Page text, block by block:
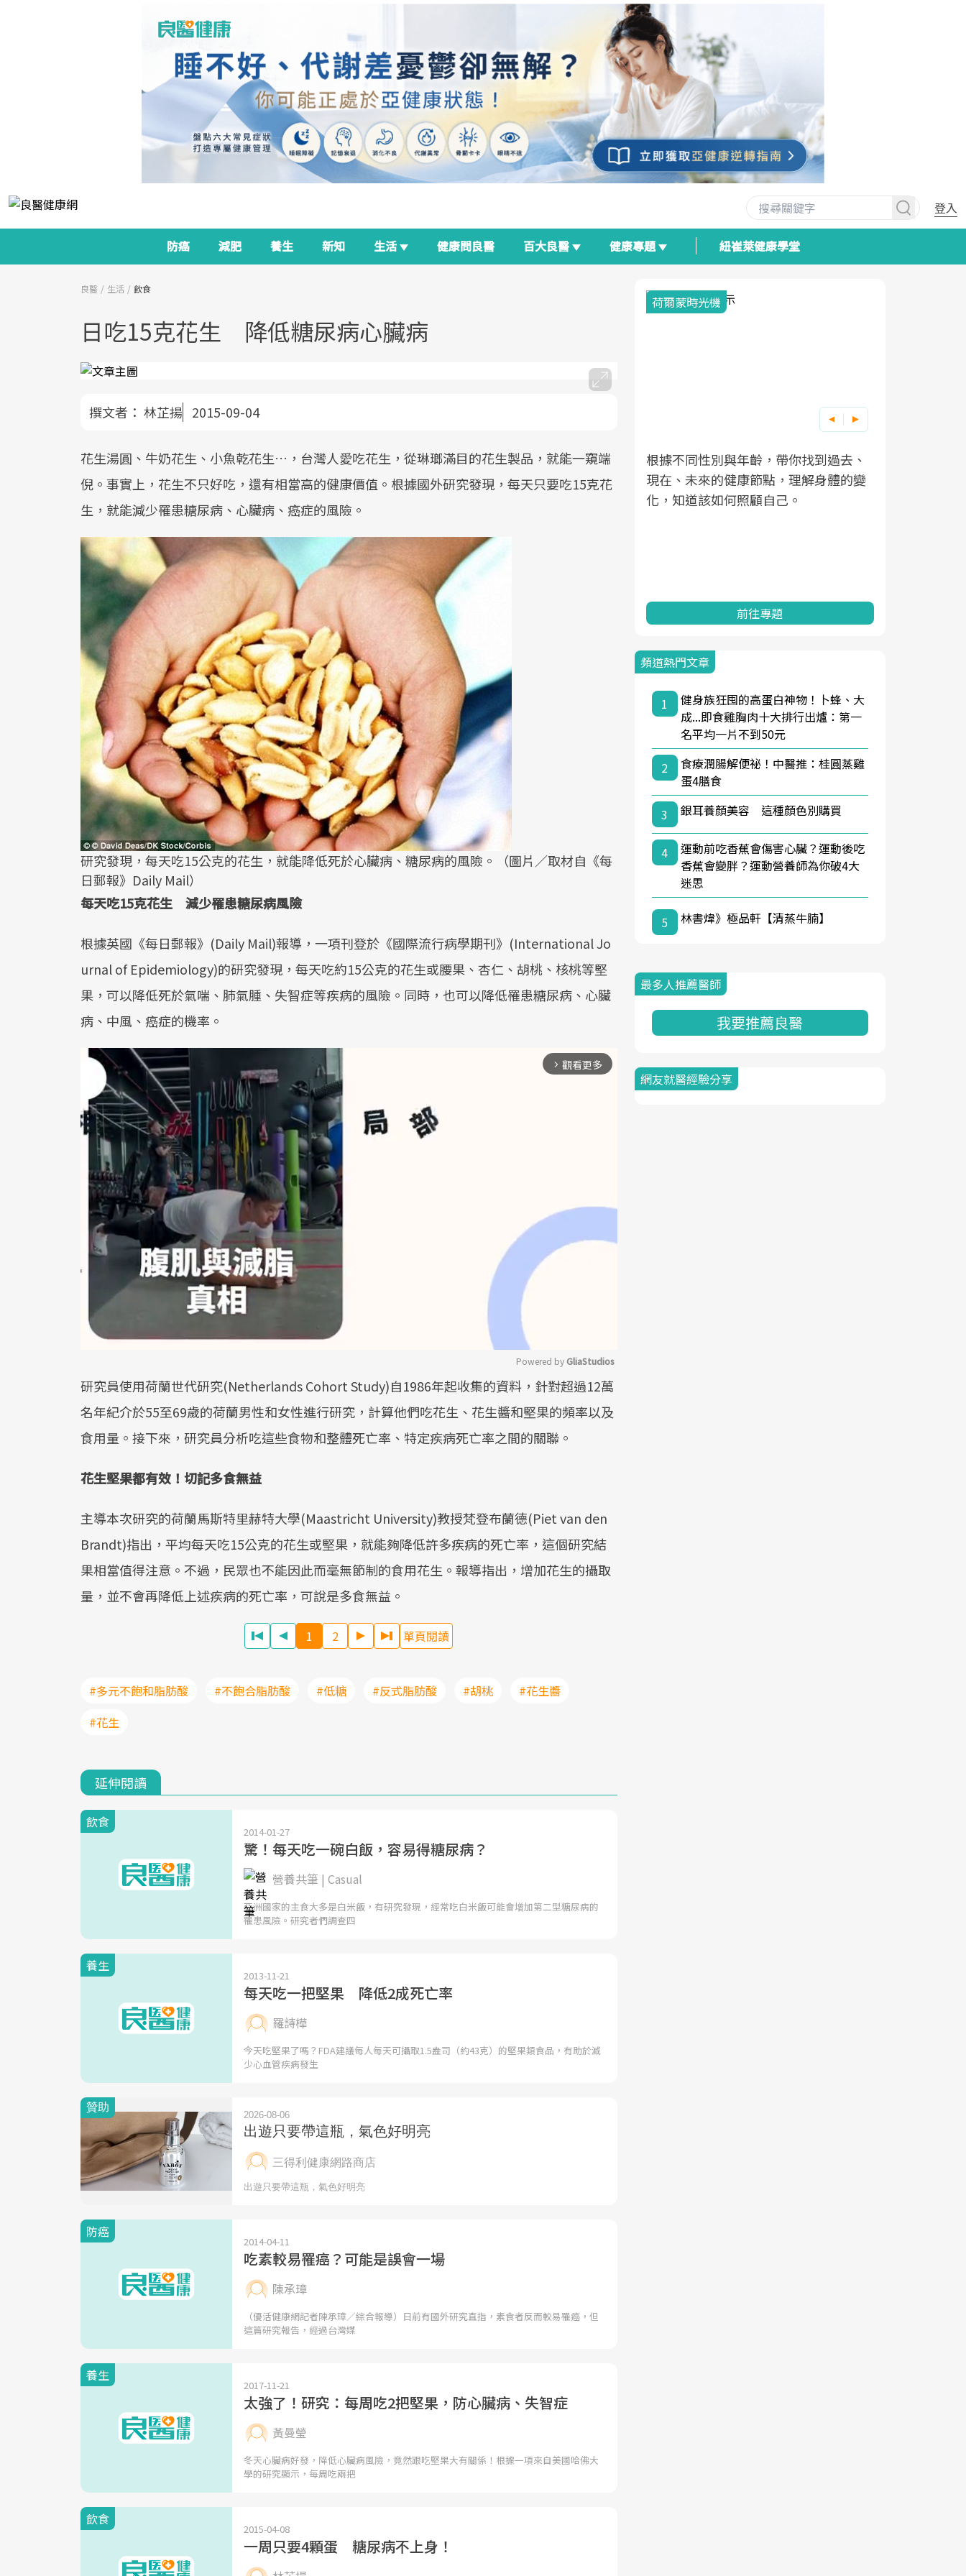
登入
防癌 減肥 養生 新知 生活 健康問良醫 百大良醫 健康專題 紐崔萊健康學堂
良醫 生活 飲食
日吃15克花生 降低糖尿病心臟病
撰文者： 林芷揚 2015-09-04
花生湯圓、牛奶花生、小魚乾花生…，台灣人愛吃花生，從琳瑯滿目的花生製品，就能一窺端
倪。事實上，花生不只好吃，還有相當高的健康價值。根據國外研究發現，每天只要吃15克花
生，就能減少罹患糖尿病、心臟病、癌症的風險。
研究發現，每天吃15公克的花生，就能降低死於心臟病、糖尿病的風險。（圖片／取材自《每
日郵報》Daily Mail）
每天吃15克花生 減少罹患糖尿病風險
根據英國《每日郵報》(Daily Mail)報導，一項刊登於《國際流行病學期刊》(International Jo
urnal of Epidemiology)的研究發現，每天吃約15公克的花生或腰果、杏仁、胡桃、核桃等堅
果，可以降低死於氣喘、肺氣腫、失智症等疾病的風險。同時，也可以降低罹患糖尿病、心臟
病、中風、癌症的機率。
arrow_forward_ios 觀看更多
Mute
Powered by GliaStudios
研究員使用荷蘭世代研究(Netherlands Cohort Study)自1986年起收集的資料，針對超過12萬
名年紀介於55至69歲的荷蘭男性和女性進行研究，計算他們吃花生、花生醬和堅果的頻率以及
食用量。接下來，研究員分析吃這些食物和整體死亡率、特定疾病死亡率之間的關聯。
花生堅果都有效！切記多食無益
主導本次研究的荷蘭馬斯特里赫特大學(Maastricht University)教授梵登布蘭德(Piet van den
Brandt)指出，平均每天吃15公克的花生或堅果，就能夠降低許多疾病的死亡率，這個研究結
果相當值得注意。不過，民眾也不能因此而毫無節制的食用花生。報導指出，增加花生的攝取
量，並不會再降低上述疾病的死亡率，可說是多食無益。
1 2 單頁閱讀
#多元不飽和脂肪酸 #不飽合脂肪酸 #低糖 #反式脂肪酸 #胡桃
#花生醬
#花生
延伸閱讀
飲食
2014-01-27
驚！每天吃一碗白飯，容易得糖尿病？
營養共筆 | Casual
亞洲國家的主食大多是白米飯，有研究發現，經常吃白米飯可能會增加第二型糖尿病的
罹患風險。研究者們調查四
養生
2013-11-21
每天吃一把堅果 降低2成死亡率
羅詩樺
今天吃堅果了嗎？FDA建議每人每天可攝取1.5盎司（約43克）的堅果類食品，有助於減
少心血管疾病發生
防癌
2014-04-11
吃素較易罹癌？可能是誤會一場
陳承璋
（優活健康網記者陳承璋／綜合報導）日前有國外研究直指，素食者反而較易罹癌，但
這篇研究報告，經過台灣媒
養生
2017-11-21
太強了！研究：每周吃2把堅果，防心臟病、失智症
黃曼瑩
冬天心臟病好發，降低心臟病風險，竟然跟吃堅果大有關係！根據一項來自美國哈佛大
學的研究顯示，每周吃兩把
飲食
2015-04-08
一周只要4顆蛋 糖尿病不上身！
面對超高齡社會的浪潮，台灣正在快速
邁向「健康照護」的新時代。隨著國家
關注的核心議題。然而，健檢不只是醫
療院所的服務，更是民眾了解自身健康
狀況、啟動健康管理的重要起點。
2025年，就到良醫生活祭體驗「一站式
健康新生活」，從講座、體驗到運動，
良醫健康網從「換季的身體變化」出
發，透過醫學觀點與日常感受的對話，
荷爾蒙時光機
根據不同性別與年齡，帶你找到過去、
現在、未來的健康節點，理解身體的變
化，知道該如何照顧自己。
前往專題
頻道熱門文章
1
健身族狂囤的高蛋白神物！卜蜂、大
成...即食雞胸肉十大排行出爐：第一
名平均一片不到50元
2
食療潤腸解便祕！中醫推：桂圓蒸雞
蛋4膳食
3
銀耳養顏美容 這種顏色別購買
4
運動前吃香蕉會傷害心臟？運動後吃
香蕉會變胖？運動營養師為你破4大
迷思
5 林書煒》極品軒【清蒸牛腩】
最多人推薦醫師
我要推薦良醫
網友就醫經驗分享